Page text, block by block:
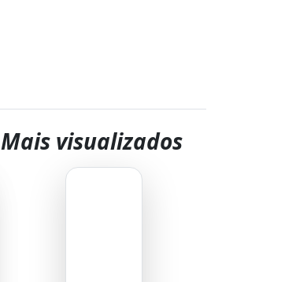
Mais visualizados